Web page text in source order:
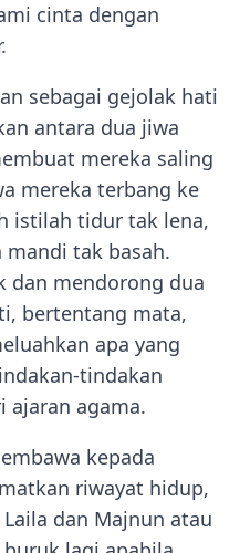
cinta dengan
sebagai gejolak hati
antara dua jiwa
mereka saling
mereka terbang ke
istilah tidur tak lena,
tak basah.
dan mendorong dua
bertentang mata,
apa yang
tindakan
ajaran agama.
kepada
riwayat hidup,
dan Majnun atau